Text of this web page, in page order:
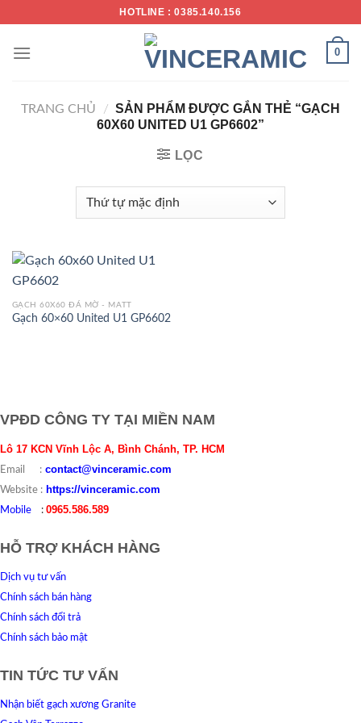
nội
HOTLINE : 0385.140.156
0
TRANG CHỦ / SẢN PHẨM ĐƯỢC GẮN THẺ “GẠCH
60X60 UNITED U1 GP6602”
LỌC
GẠCH 60X60 ĐÁ MỜ - MATT
Gạch 60×60 United U1 GP6602
VPĐD CÔNG TY TẠI MIỀN NAM
Lô 17 KCN Vĩnh Lộc A, Bình Chánh, TP. HCM
Email : contact@vinceramic.com
Website : https://vinceramic.com
Mobile : 0965.586.589
HỖ TRỢ KHÁCH HÀNG
Dịch vụ tư vấn
Chính sách bán hàng
Chính sách đổi trả
Chính sách bảo mật
TIN TỨC TƯ VẤN
Nhận biết gạch xương Granite